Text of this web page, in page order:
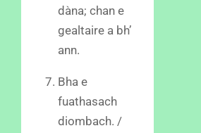
dàna; chan e
gealtaire a bh’
ann.
Bha e
fuathasach
diombach. /